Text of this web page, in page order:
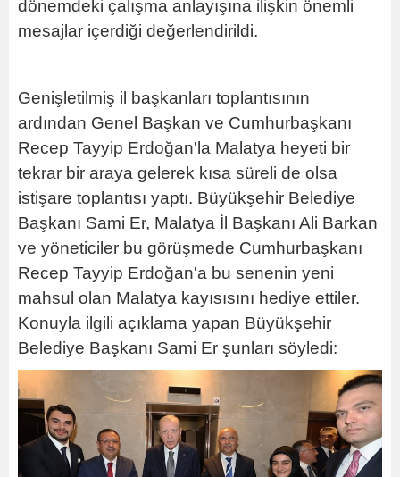
dönemdeki çalışma anlayışına ilişkin önemli
mesajlar içerdiği değerlendirildi.
Genişletilmiş il başkanları toplantısının
ardından Genel Başkan ve Cumhurbaşkanı
Recep Tayyip Erdoğan'la Malatya heyeti bir
tekrar bir araya gelerek kısa süreli de olsa
istişare toplantısı yaptı. Büyükşehir Belediye
Başkanı Sami Er, Malatya İl Başkanı Ali Barkan
ve yöneticiler bu görüşmede Cumhurbaşkanı
Recep Tayyip Erdoğan'a bu senenin yeni
mahsul olan Malatya kayısısını hediye ettiler.
Konuyla ilgili açıklama yapan Büyükşehir
Belediye Başkanı Sami Er şunları söyledi: